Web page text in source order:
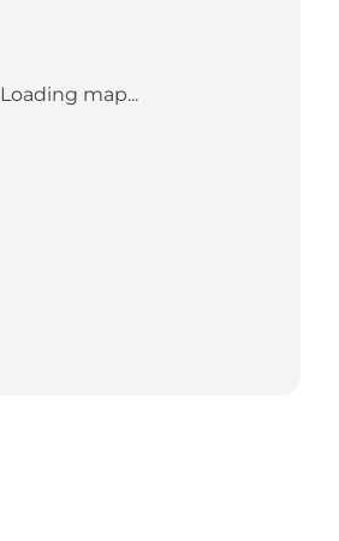
Loading map...